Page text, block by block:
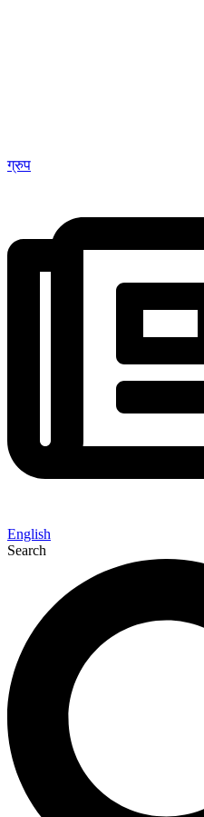
ग्रुप
English
Search